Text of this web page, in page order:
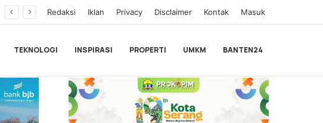
Redaksi Iklan Privacy Disclaimer Kontak Masuk
TEKNOLOGI INSPIRASI PROPERTI UMKM BANTEN24